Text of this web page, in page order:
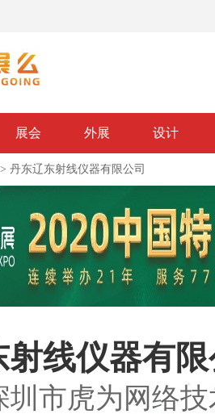
展会 外展 设计
> 丹东辽东射线仪器有限公司
射线仪器有
圳市虎为网络